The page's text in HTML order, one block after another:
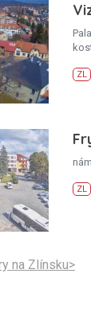
ZL
ZL
na Zlínsku>